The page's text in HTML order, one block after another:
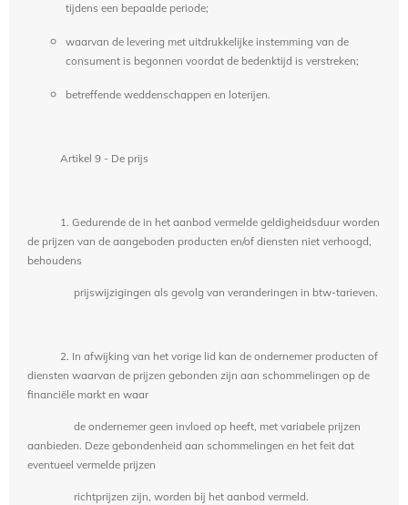
tijdens een bepaalde periode;
waarvan de levering met uitdrukkelijke instemming van de
consument is begonnen voordat de bedenktijd is verstreken;
betreffende weddenschappen en loterijen.
Artikel 9 - De prijs
1. Gedurende de in het aanbod vermelde geldigheidsduur worden
de prijzen van de aangeboden producten en/of diensten niet verhoogd,
behoudens
prijswijzigingen als gevolg van veranderingen in btw-tarieven.
2. In afwijking van het vorige lid kan de ondernemer producten of
diensten waarvan de prijzen gebonden zijn aan schommelingen op de
financiële markt en waar
de ondernemer geen invloed op heeft, met variabele prijzen
aanbieden. Deze gebondenheid aan schommelingen en het feit dat
eventueel vermelde prijzen
richtprijzen zijn, worden bij het aanbod vermeld.